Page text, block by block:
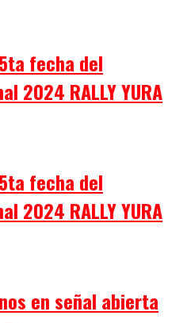
fecha del
2024 RALLY YURA
fecha del
2024 RALLY YURA
en señal abierta